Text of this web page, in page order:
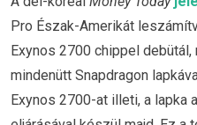
Pro Észak-Amerikát
Exynos 2700 chippel
mindenütt Snapdragon
Exynos 2700-at illeti, a lapka